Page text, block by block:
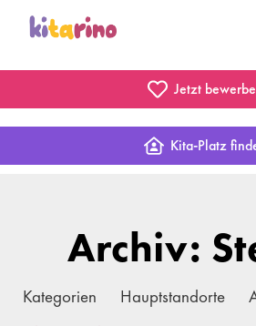
Jetzt
Kita-Platz
Archiv:
Kategorien Hauptstandorte